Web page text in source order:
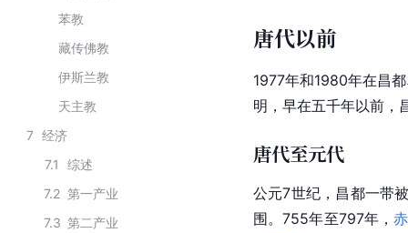
苯教
藏传佛教
伊斯兰教
天主教
7 经济
7.1
综述
7.2 第一产业
7.3 第二产业
唐代以前
1977年和1980年在昌
明，早在五千年以前，
唐代至元代
公元7世纪，昌都一带
围。755年至797年，